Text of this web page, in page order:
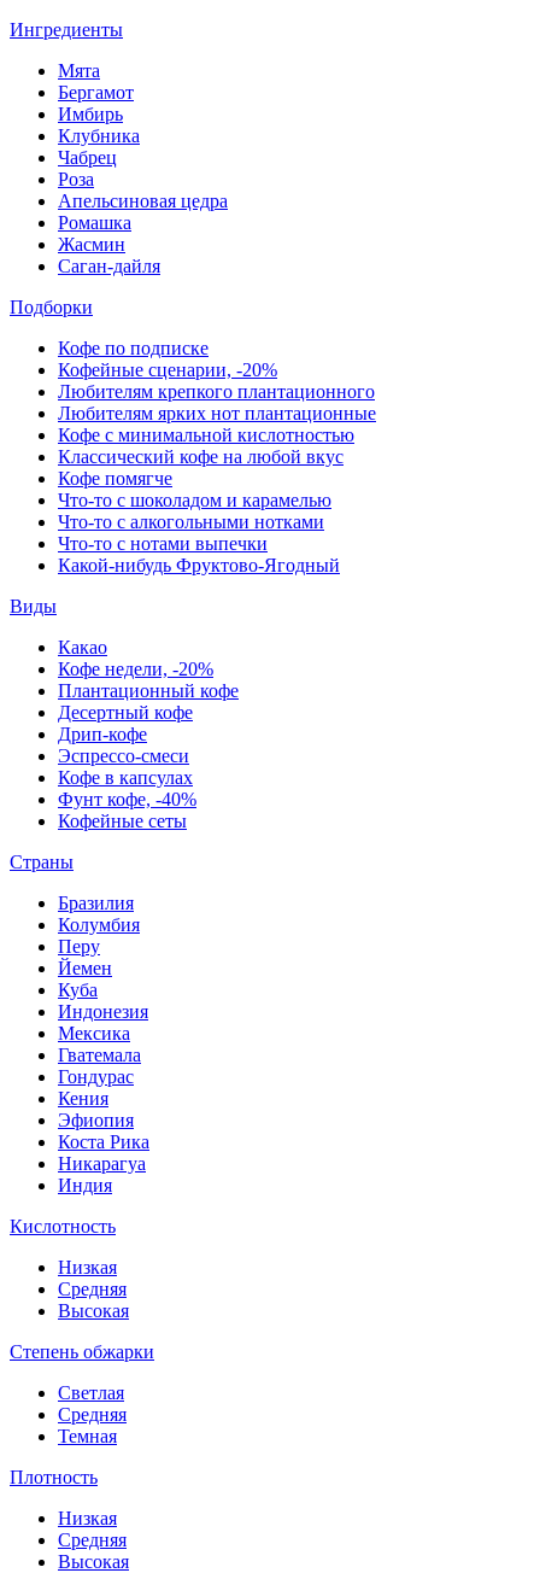
Ингредиенты
Мята
Бергамот
Имбирь
Клубника
Чабрец
Роза
Апельсиновая цедра
Ромашка
Жасмин
Саган-дайля
Подборки
Кофе по подписке
Кофейные сценарии, -20%
Любителям крепкого плантационного
Любителям ярких нот плантационные
Кофе с минимальной кислотностью
Классический кофе на любой вкус
Кофе помягче
Что-то с шоколадом и карамелью
Что-то с алкогольными нотками
Что-то с нотами выпечки
Какой-нибудь Фруктово-Ягодный
Виды
Какао
Кофе недели, -20%
Плантационный кофе
Десертный кофе
Дрип-кофе
Эспрессо-смеси
Кофе в капсулах
Фунт кофе, -40%
Кофейные сеты
Страны
Бразилия
Колумбия
Перу
Йемен
Куба
Индонезия
Мексика
Гватемала
Гондурас
Кения
Эфиопия
Коста Рика
Никарагуа
Индия
Кислотность
Низкая
Средняя
Высокая
Степень обжарки
Светлая
Средняя
Темная
Плотность
Низкая
Средняя
Высокая